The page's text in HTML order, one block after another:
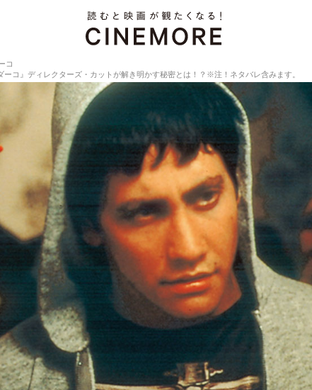
コ
ーコ』ディレクターズ・カットが解き明かす秘密とは！？※注！ネタバレ含みます。